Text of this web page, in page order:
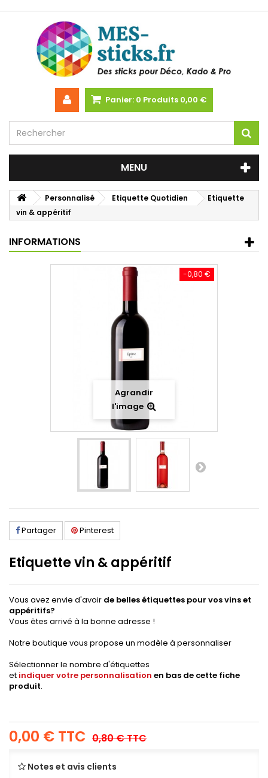
Panier: 0 Produits 0,00 €
MENU
Personnalisé Etiquette Quotidien
Etiquette
vin & appéritif
INFORMATIONS
-0,80 €
Agrandir
l'image
Partager Pinterest
Etiquette vin & appéritif
Vous avez envie d'avoir de belles étiquettes pour vos vins et
appéritifs?
Vous êtes arrivé à la bonne adresse !
Notre boutique vous propose un modèle à personnaliser
Sélectionner le nombre d'étiquettes
et indiquer votre personnalisation en bas de cette fiche
produit.
0,00 € TTC 0,80 €TTC
Notes et avis clients